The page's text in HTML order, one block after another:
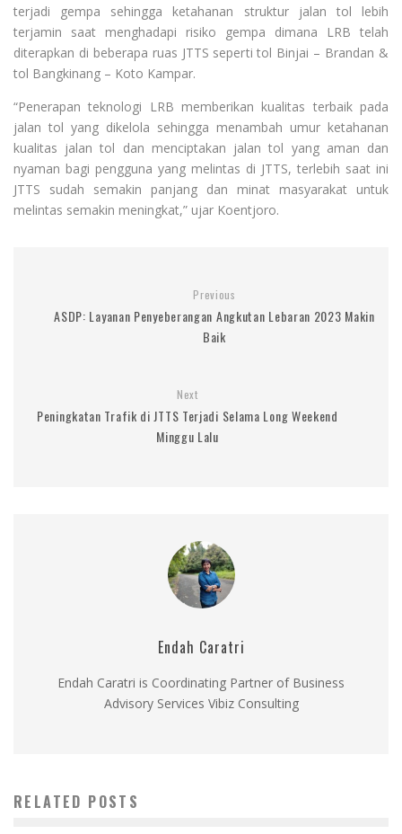
terjadi gempa sehingga ketahanan struktur jalan tol lebih
terjamin saat menghadapi risiko gempa dimana LRB telah
diterapkan di beberapa ruas JTTS seperti tol Binjai – Brandan &
tol Bangkinang – Koto Kampar.
“Penerapan teknologi LRB memberikan kualitas terbaik pada
jalan tol yang dikelola sehingga menambah umur ketahanan
kualitas jalan tol dan menciptakan jalan tol yang aman dan
nyaman bagi pengguna yang melintas di JTTS, terlebih saat ini
JTTS sudah semakin panjang dan minat masyarakat untuk
melintas semakin meningkat,” ujar Koentjoro.
Previous
ASDP: Layanan Penyeberangan Angkutan Lebaran 2023 Makin
Baik
Next
Peningkatan Trafik di JTTS Terjadi Selama Long Weekend
Minggu Lalu
Endah Caratri
Endah Caratri is Coordinating Partner of Business
Advisory Services Vibiz Consulting
RELATED POSTS